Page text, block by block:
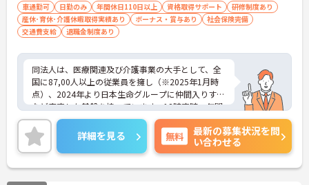
車通勤可 日勤のみ 年間休日110日以上 資格取得サポート
研修制度あり
産休･育休･介護休暇取得実績あり
ボーナス・賞与あり
社会保険完備
交通費支給
退職金制度あり
同法人は、医療関連及び介護事業の大手として、全
国に87,00人以上の従業員を擁し（※2025年1月時
点）、2024年より日本生命グループに仲間入りする
など安定した基盤を持っています。18時定時、年間
休日は110日で、完全週休二日制を採用しており、
プライベートも充実させながら働ける環境です。育
児休業や介護休業の取得実績もあり、ライフステー
ジが変化しても長く安心してお勤めいただけます。
地域に貢献しながら、あなたのスキルを活かして新
たなキャリアを築いてみませんか？ご興味のある方
詳細を見る 無料
最新の募集状況を問
い合わせる